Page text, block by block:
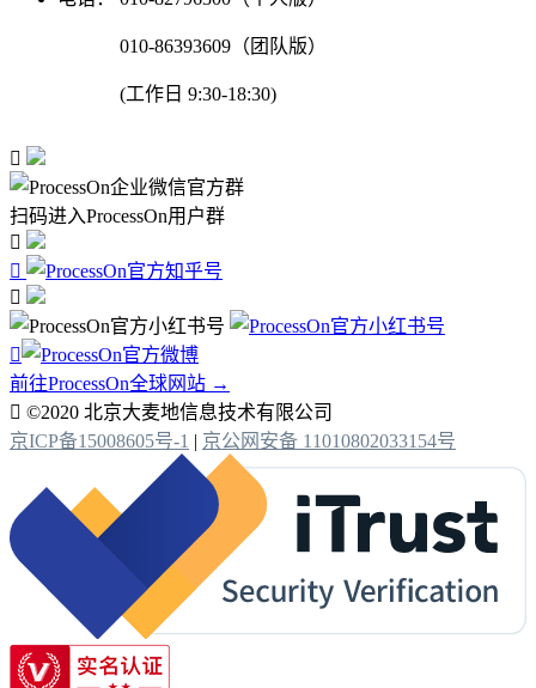
010-86393609（团队版）
(工作日 9:30-18:30)

扫码进入ProcessOn用户群




前往ProcessOn全球网站 →
 ©2020 北京大麦地信息技术有限公司
京ICP备15008605号-1 | 京公网安备 11010802033154号